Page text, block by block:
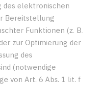
des elektronischen
Bereitstellung
Funktionen (z. B.
zur Optimierung der
des
(notwendige
von Art. 6 Abs. 1 lit. f